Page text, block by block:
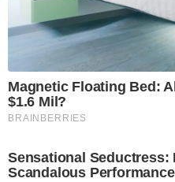
Magnetic Floating Bed:
$1.6 Mil?
BRAINBERRIES
Sensational Seductress:
Scandalous